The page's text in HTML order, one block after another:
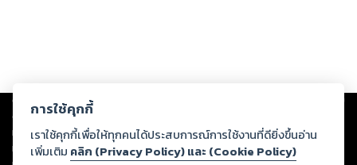
Copyright © 2026
ต่อผลงานหรือเนื้อหาใดที่อัปโหลดผ่านเว็บไซต์และปรากฏว่าละเมิดสิทธิใน
ทรัพย์สินทางปัญญาของบุคคลอื่นหรือขัดต่อกฎหมายและศีลธรรม ดังนั้น ผู้อ่าน
ทุกท่านโปรดใช้วิจารณญาณในการกลั่นกรองด้วยตนเอง และหากท่านพบว่าส่วน
การใช้คุกกี้
เราใช้คุกกี้เพื่อให้ทุกคนได้ประสบการณ์การใช้งานที่ดียิ่งขึ้นอ่าน
เพิ่มเติม คลิก (Privacy Policy) และ (Cookie Policy)